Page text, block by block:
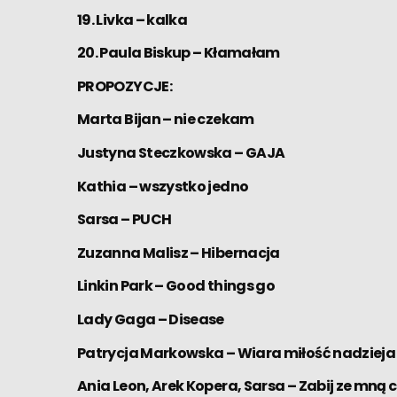
19. Livka – kalka
20. Paula Biskup – Kłamałam
PROPOZYCJE:
Marta Bijan – nie czekam
Justyna Steczkowska – GAJA
Kathia – wszystko jedno
Sarsa – PUCH
Zuzanna Malisz – Hibernacja
Linkin Park – Good things go
Lady Gaga – Disease
Patrycja Markowska – Wiara miłość nadzieja
Ania Leon, Arek Kopera, Sarsa – Zabij ze mną